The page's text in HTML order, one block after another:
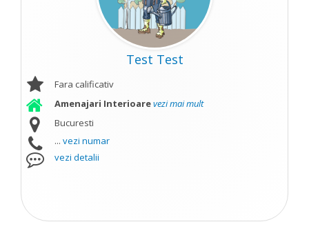
Test Test
Fara calificativ
Amenajari Interioarevezi mai mult
Bucuresti
... vezi numar
vezi detalii